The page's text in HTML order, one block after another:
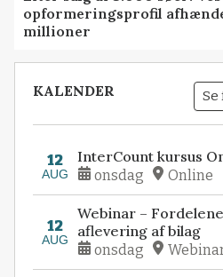
opformeringsprofil
millioner
KALENDER
12
AUG
InterCount kursus
onsdag Online
12
AUG
Webinar –
aflevering af bilag
onsdag